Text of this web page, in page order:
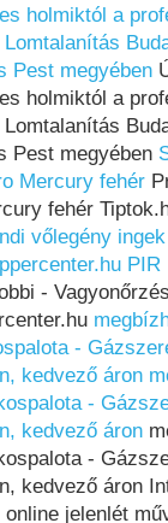
holmiktól a
Pest megyében
holmiktól a
Pest megyében
Mercury fehér
fehér
vőlegény
PIR
-
-
kedvező áron
-
kedvező áron
-
kedvező áron
jelenlét